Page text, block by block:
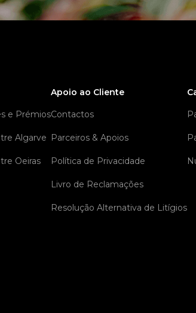
e Prémios
Algarve
Oeiras
Apoio ao Cliente
Contactos
Parceiros & Apoios
Política de Privacidade
Livro de Reclamações
Resolução Alternativa de Litígios